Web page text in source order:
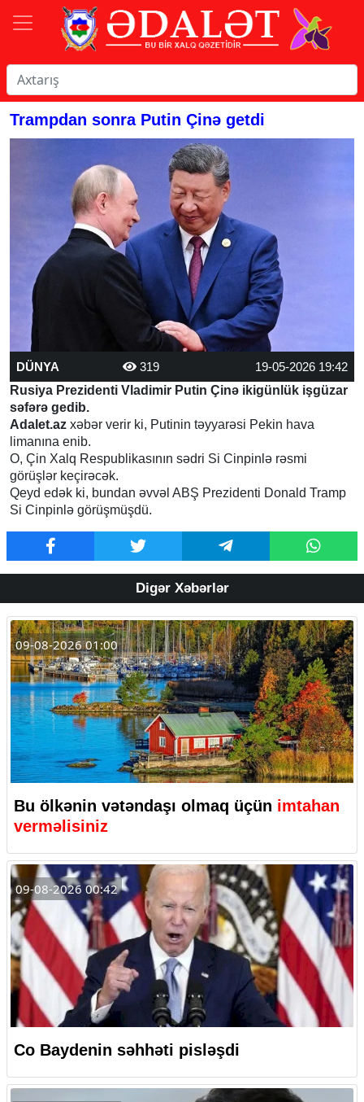
Trampdan sonra Putin Çinə getdi
DÜNYA 319
19-05-2026 19:42
Rusiya Prezidenti Vladimir Putin Çinə ikigünlük işgüzar
səfərə gedib.
Adalet.az xəbər verir ki, Putinin təyyarəsi Pekin hava
limanına enib.
O, Çin Xalq Respublikasının sədri Si Cinpinlə rəsmi
görüşlər keçirəcək.
Qeyd edək ki, bundan əvvəl ABŞ Prezidenti Donald Tramp
Si Cinpinlə görüşmüşdü.
Digər Xəbərlər
09-08-2026 01:00
Bu ölkənin vətəndaşı olmaq üçün imtahan
verməlisiniz
09-08-2026 00:42
Co Baydenin səhhəti pisləşdi